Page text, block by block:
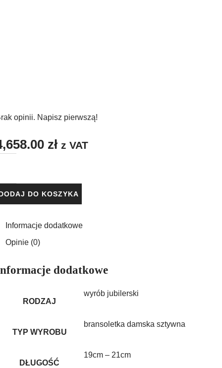
opinii. Napisz pierwszą!
zł z VAT
DO KOSZYKA
Informacje dodatkowe
Opinie (0)
dodatkowe
RODZAJ
wyrób jubilerski
TYP WYROBU
bransoletka damska sztywna
DŁUGOŚĆ
19cm – 21cm